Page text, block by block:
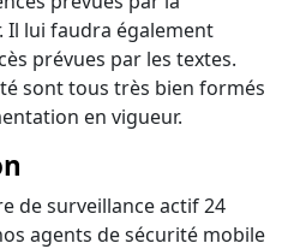
Il lui faudra également
prévues par les textes.
sont tous très bien formés
en vigueur.
de surveillance actif 24
agents de sécurité mobile